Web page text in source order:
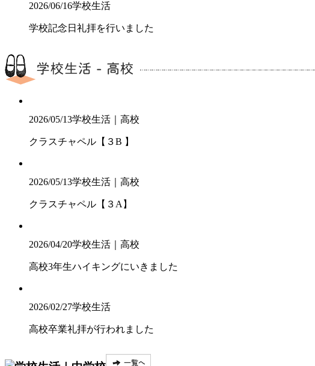
2026/06/16学校生活
学校記念日礼拝を行いました
2026/05/13学校生活｜高校
クラスチャペル【３B 】
2026/05/13学校生活｜高校
クラスチャペル【３A】
2026/04/20学校生活｜高校
高校3年生ハイキングにいきました
2026/02/27学校生活
高校卒業礼拝が行われました